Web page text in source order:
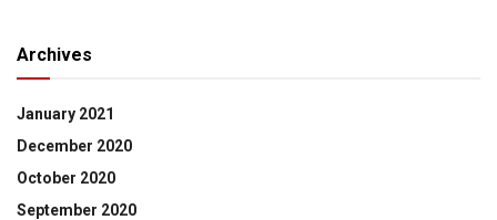
Archives
January 2021
December 2020
October 2020
September 2020